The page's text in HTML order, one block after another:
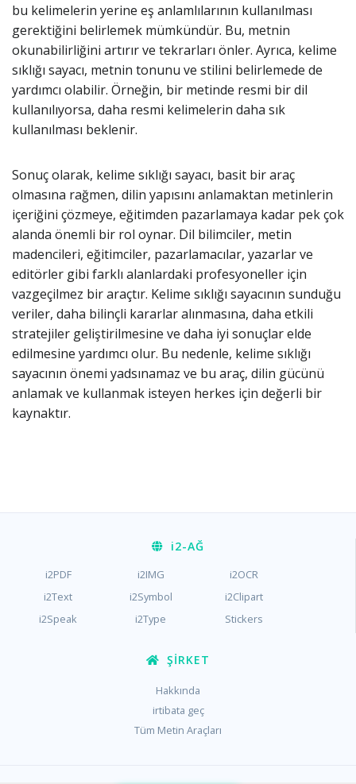
bu kelimelerin yerine eş anlamlılarının kullanılması
gerektiğini belirlemek mümkündür. Bu, metnin
okunabilirliğini artırır ve tekrarları önler. Ayrıca, kelime
sıklığı sayacı, metnin tonunu ve stilini belirlemede de
yardımcı olabilir. Örneğin, bir metinde resmi bir dil
kullanılıyorsa, daha resmi kelimelerin daha sık
kullanılması beklenir.
Sonuç olarak, kelime sıklığı sayacı, basit bir araç
olmasına rağmen, dilin yapısını anlamaktan metinlerin
içeriğini çözmeye, eğitimden pazarlamaya kadar pek çok
alanda önemli bir rol oynar. Dil bilimciler, metin
madencileri, eğitimciler, pazarlamacılar, yazarlar ve
editörler gibi farklı alanlardaki profesyoneller için
vazgeçilmez bir araçtır. Kelime sıklığı sayacının sunduğu
veriler, daha bilinçli kararlar alınmasına, daha etkili
stratejiler geliştirilmesine ve daha iyi sonuçlar elde
edilmesine yardımcı olur. Bu nedenle, kelime sıklığı
sayacının önemi yadsınamaz ve bu araç, dilin gücünü
anlamak ve kullanmak isteyen herkes için değerli bir
kaynaktır.
i2-AĞ
i2PDF i2IMG
i2OCR
i2Text
i2Symbol
i2Clipart
i2Speak
i2Type Stickers
ŞIRKET
Hakkında
irtibata geç
Tüm Metin Araçları